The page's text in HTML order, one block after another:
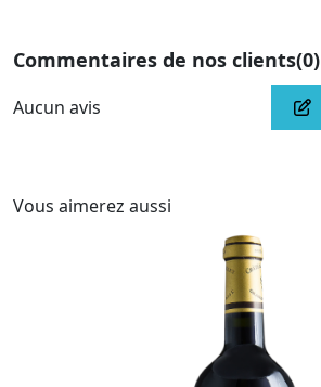
Commentaires de nos clients(0)
Aucun avis
Vous aimerez aussi